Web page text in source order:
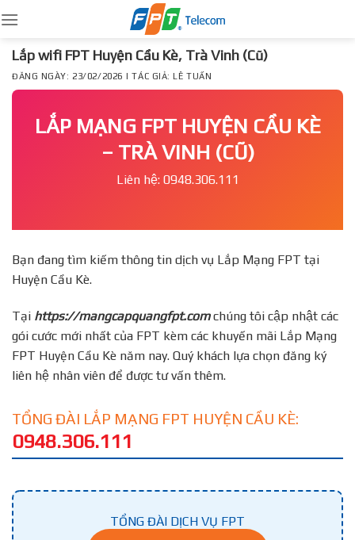
to
content
Lắp wifi FPT Huyện Cầu Kè, Trà Vinh (Cũ)
ĐĂNG NGÀY: 23/02/2026 | TÁC GIẢ: LÊ TUẤN
LẮP MẠNG FPT HUYỆN CẦU KÈ
– TRÀ VINH (CŨ)
Liên hệ: 0948.306.111
Bạn đang tìm kiếm thông tin dịch vụ Lắp Mạng FPT tại
Huyện Cầu Kè.
Tại https://mangcapquangfpt.comchúng tôi cập nhật các
gói cước mới nhất của FPT kèm các khuyến mãi Lắp Mạng
FPT Huyện Cầu Kè năm nay. Quý khách lựa chọn đăng ký
liên hệ nhân viên để được tư vấn thêm.
TỔNG ĐÀI LẮP MẠNG FPT HUYỆN CẦU KÈ:
0948.306.111
TỔNG ĐÀI DỊCH VỤ FPT